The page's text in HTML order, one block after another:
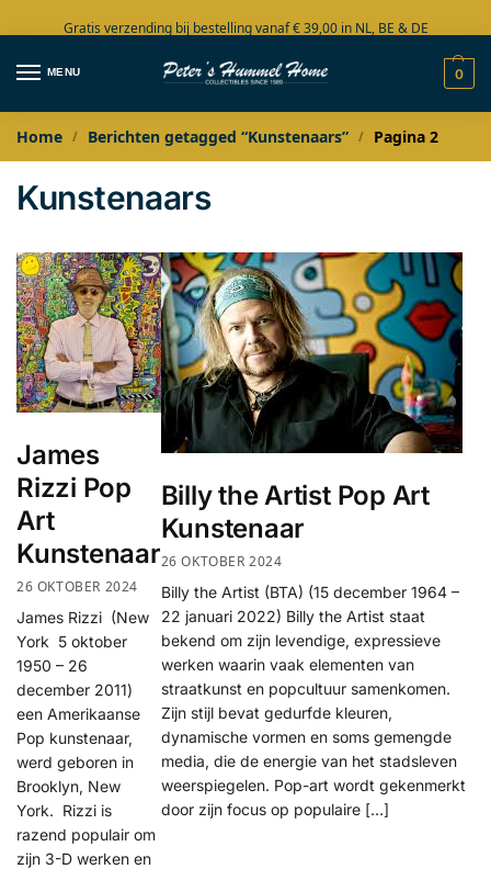
Gratis verzending bij bestelling vanaf € 39,00 in NL, BE & DE
Grote collectie in voorraad
MENU 0
Home / Berichten getagged “Kunstenaars” / Pagina 2
Kunstenaars
James
Rizzi Pop
Art
Kunstenaar
26 OKTOBER 2024
James Rizzi (New
York 5 oktober
1950 – 26
december 2011)
een Amerikaanse
Pop kunstenaar,
werd geboren in
Brooklyn, New
York. Rizzi is
razend populair om
zijn 3-D werken en
Billy the Artist Pop Art
Kunstenaar
26 OKTOBER 2024
Billy the Artist (BTA) (15 december 1964 –
22 januari 2022) Billy the Artist staat
bekend om zijn levendige, expressieve
werken waarin vaak elementen van
straatkunst en popcultuur samenkomen.
Zijn stijl bevat gedurfde kleuren,
dynamische vormen en soms gemengde
media, die de energie van het stadsleven
weerspiegelen. Pop-art wordt gekenmerkt
door zijn focus op populaire […]